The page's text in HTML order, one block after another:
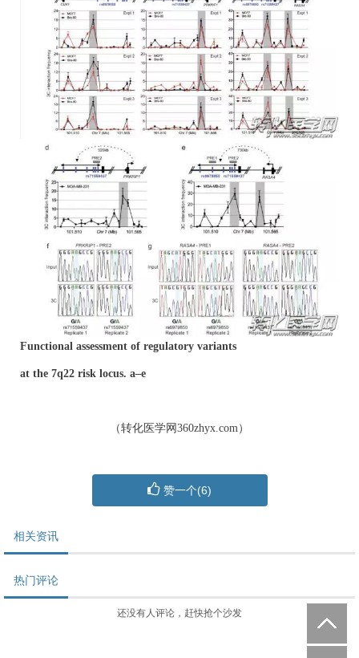
Functional assessment of regulatory variants
at the 7q22 risk locus. a–e
（转化医学网360zhyx.com）
赞一个(6)
相关资讯
热门评论
还没有人评论，赶快抢个沙发